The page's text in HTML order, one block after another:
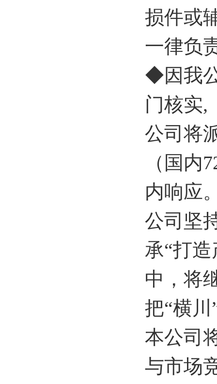
损件或
一律负
◆因我
门核实,
公司将
（国
内响应
公司坚
承“打
中，将
把“横
本公司
与市场